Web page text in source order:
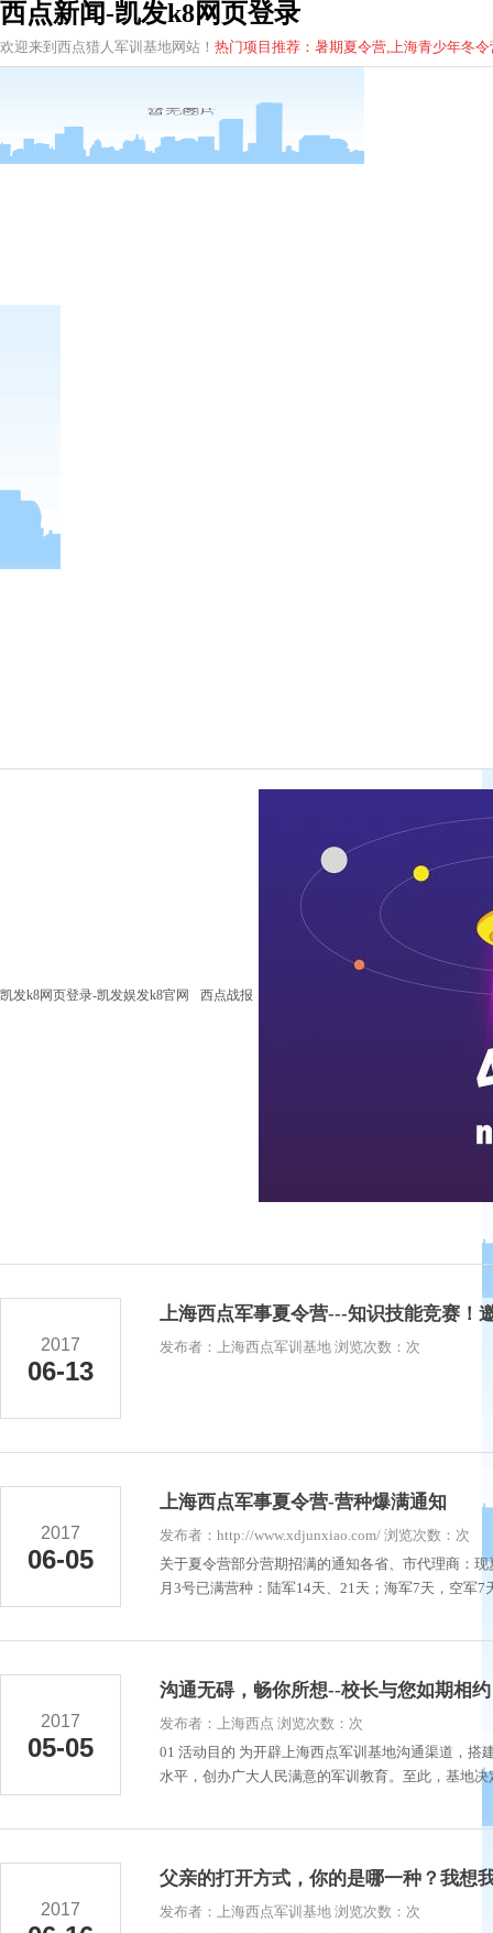
西点新闻-凯发k8网页登录
欢迎来到西点猎人军训基地网站！ 热门项目推荐：暑期夏令营,上海青少年冬令
凯发k8网页登录-凯发娱发k8官网 西点战报
2017
06-13
上海西点军事夏令营---知识技能竞赛！
发布者：上海西点军训基地 浏览次数：次
2017
06-05
上海西点军事夏令营-营种爆满通知
发布者：http://www.xdjunxiao.com/ 浏览次数：次
关于夏令营部分营期招满的通知各省、市代理商：
月3号已满营种：陆军14天、21天；海军7天，空军
2017
05-05
沟通无碍，畅你所想--校长与您如期相约
发布者：上海西点 浏览次数：次
01 活动目的 为开辟上海西点军训基地沟通渠道，
水平，创办广大人民满意的军训教育。至此，基地
2017
父亲的打开方式，你的是哪一种？我想
发布者：上海西点军训基地 浏览次数：次